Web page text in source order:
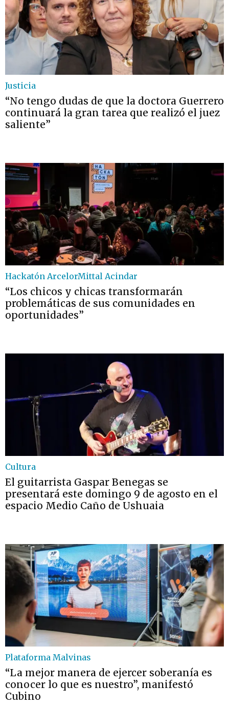
Justicia
“No tengo dudas de que la doctora Guerrero
continuará la gran tarea que realizó el juez
saliente”
Hackatón ArcelorMittal Acindar
“Los chicos y chicas transformarán
problemáticas de sus comunidades en
oportunidades”
Cultura
El guitarrista Gaspar Benegas se
presentará este domingo 9 de agosto en el
espacio Medio Caño de Ushuaia
Plataforma Malvinas
“La mejor manera de ejercer soberanía es
conocer lo que es nuestro”, manifestó
Cubino